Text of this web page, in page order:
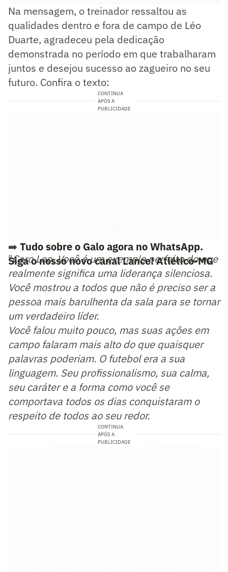
Na mensagem, o treinador ressaltou as
qualidades dentro e fora de campo de Léo
Duarte, agradeceu pela dedicação
demonstrada no período em que trabalharam
juntos e desejou sucesso ao zagueiro no seu
futuro. Confira o texto:
CONTINUA
APÓS A
PUBLICIDADE
➡️ Tudo sobre o Galo agora no WhatsApp.
Siga o nosso novo canal Lance! Atlético-MG
"Caro Leo,Você é um exemplo perfeito do que
realmente significa uma liderança silenciosa.
Você mostrou a todos que não é preciso ser a
pessoa mais barulhenta da sala para se tornar
um verdadeiro líder.
Você falou muito pouco, mas suas ações em
campo falaram mais alto do que quaisquer
palavras poderiam. O futebol era a sua
linguagem. Seu profissionalismo, sua calma,
seu caráter e a forma como você se
comportava todos os dias conquistaram o
respeito de todos ao seu redor.
CONTINUA
APÓS A
PUBLICIDADE